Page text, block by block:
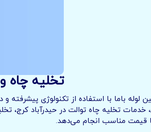
تخلیه چاه و لوله
لوله باما با استفاده از تکنولوژی پیشرفته
خدمات تخلیه چاه توالت در حیدرآباد کرج،
قیمت مناسب انجام می‌دهد.